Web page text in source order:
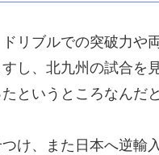
リブルでの突破力や
し、北九州の試合を
というところなんだ
け、また日本へ逆輸